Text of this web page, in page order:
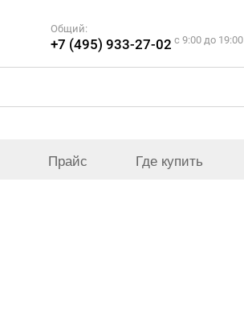
Общий:
+7 (495) 933-27-02 c 9:00 до 19:00
Прайс Где купить